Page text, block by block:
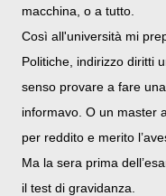
macchina, o a tutto.
Così all'università mi
Politiche, indirizzo diritti
senso provare a fare
informavo. O un master
per reddito e merito
Ma la sera prima
il test di gravidanza.